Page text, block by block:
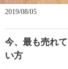
2019/08/05
今、最も売れ
い方